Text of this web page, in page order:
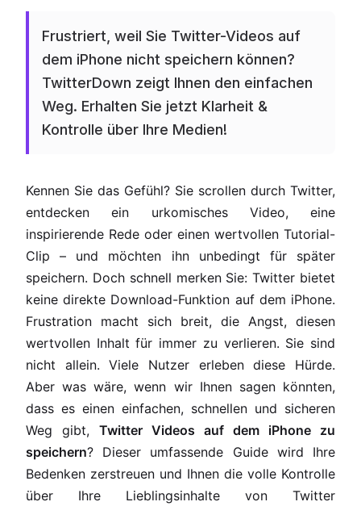
Frustriert, weil Sie Twitter-Videos auf
dem iPhone nicht speichern können?
TwitterDown zeigt Ihnen den einfachen
Weg. Erhalten Sie jetzt Klarheit &
Kontrolle über Ihre Medien!
Kennen Sie das Gefühl? Sie scrollen durch Twitter,
entdecken ein urkomisches Video, eine
inspirierende Rede oder einen wertvollen Tutorial-
Clip – und möchten ihn unbedingt für später
speichern. Doch schnell merken Sie: Twitter bietet
keine direkte Download-Funktion auf dem iPhone.
Frustration macht sich breit, die Angst, diesen
wertvollen Inhalt für immer zu verlieren. Sie sind
nicht allein. Viele Nutzer erleben diese Hürde.
Aber was wäre, wenn wir Ihnen sagen könnten,
dass es einen einfachen, schnellen und sicheren
Weg gibt, Twitter Videos auf dem iPhone zu
speichern? Dieser umfassende Guide wird Ihre
Bedenken zerstreuen und Ihnen die volle Kontrolle
über Ihre Lieblingsinhalte von Twitter